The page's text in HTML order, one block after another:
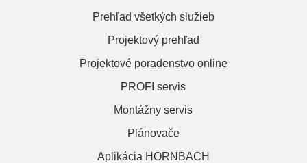
Prehľad všetkých služieb
Projektový prehľad
Projektové poradenstvo online
PROFI servis
Montážny servis
Plánovače
Aplikácia HORNBACH